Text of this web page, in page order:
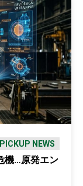
PICKUP NEWS
機…原発エン